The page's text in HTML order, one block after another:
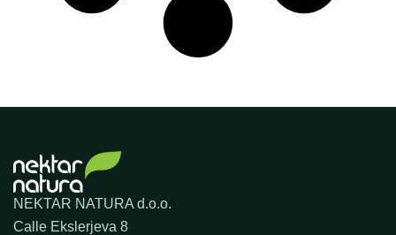
NEKTAR NATURA d.o.o.
Calle Ekslerjeva 8